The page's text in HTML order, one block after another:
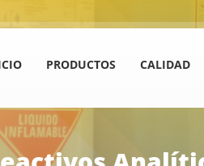
PRODUCTOS CALIDAD